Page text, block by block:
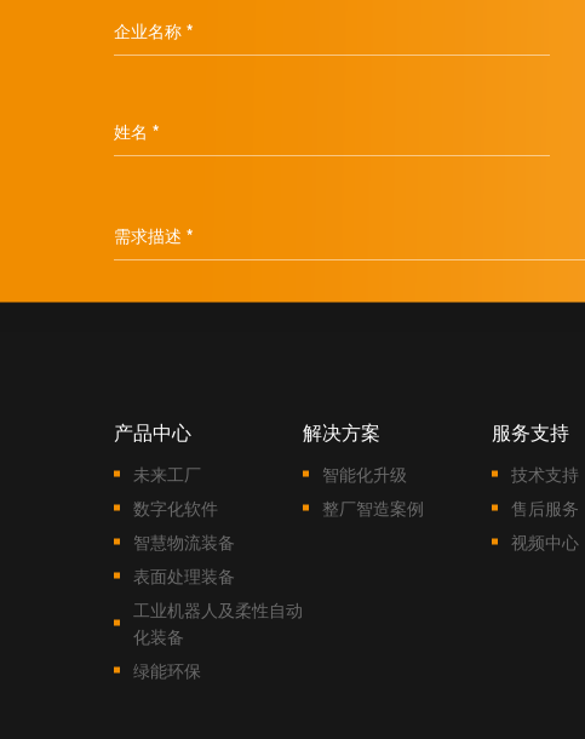
企业名称 *
姓名 *
需求描述 *
产品中心
未来工厂
数字化软件
智慧物流装备
表面处理装备
工业机器人及柔性自动
化装备
绿能环保
解决方案
智能化升级
整厂智造案例
服务支持
技术支持
售后服务
视频中心